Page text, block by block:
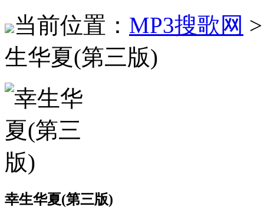
当前位置： MP3搜歌网
生华夏(第三版)
幸生华夏(第三版)